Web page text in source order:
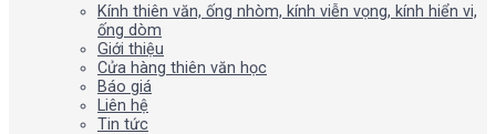
Kính thiên văn, ống nhòm, kính viễn vọng, kính hiển vi,
ống dòm
Giới thiệu
Cửa hàng thiên văn học
Báo giá
Liên hệ
Tin tức